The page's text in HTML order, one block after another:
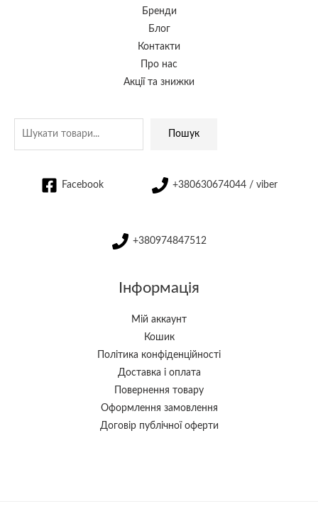
Бренди
Блог
Контакти
Про нас
Акції та знижки
Пошук
Facebook +380630674044 / viber
+380974847512
Інформація
Мій аккаунт
Кошик
Політика конфіденційності
Доставка і оплата
Повернення товару
Оформлення замовлення
Договір публічної оферти